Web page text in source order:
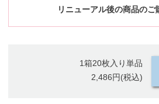
リニューアル後の商品のご
1箱20枚入り単品
2,486円(税込)